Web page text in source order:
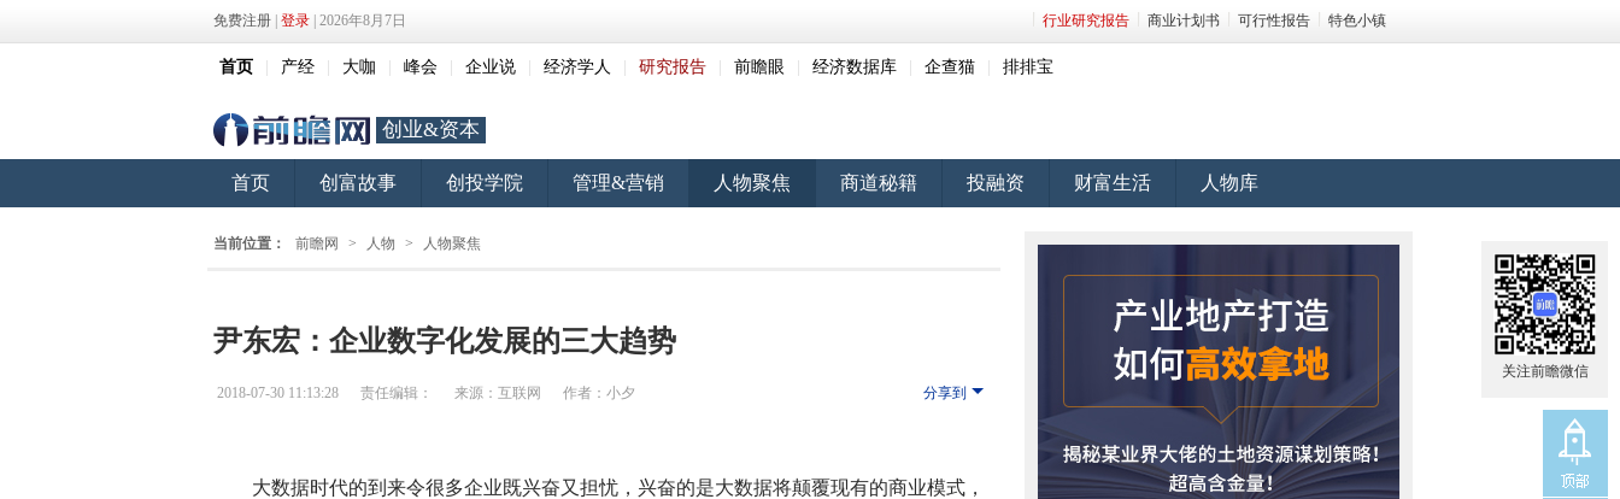
免费注册 登录 | 2026年8月7日 行业研究报告 商业计划书 可行性报告 特色小镇
首页 产经 大咖 峰会 企业说 经济学人 研究报告 前瞻眼 经济数据库 企查猫 排排宝
创业&资本
首页 创富故事 创投学院 管理&营销 人物聚焦 商道秘籍 投融资 财富生活 人物库
当前位置： 前瞻网 > 人物 > 人物聚焦
尹东宏：企业数字化发展的三大趋势
分享到
2018-07-30 11:13:28 责任编辑： 来源：互联网 作者：小夕
大数据时代的到来令很多企业既兴奋又担忧，兴奋的是大数据将颠覆现有的商业模式，
关注前瞻微信